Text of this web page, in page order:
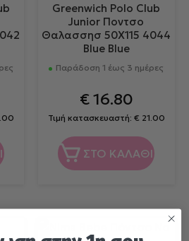
Greenwich Polo Club
Junior Ποντσο
Θαλασσησ 50Χ115 4044
Blue Blue
Παράδοση 1 έως 3 ημέρες
€16.80
Τιμή κατασκευαστή: € 21.00
ΣΤΟ ΚΑΛΑΘΙ